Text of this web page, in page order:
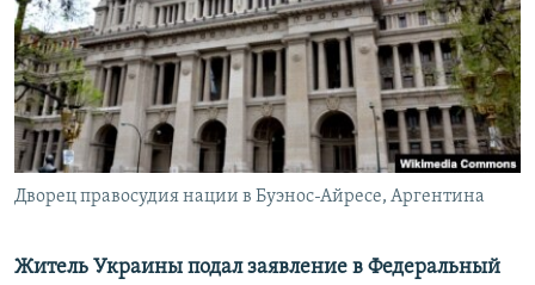
ПОБЕДИТЕЛЕЙ НЕ СУДЯТ?
КРЫМ.НЕПОКОРЕННЫЙ
ELIFBE
УКРАИНСКАЯ ПРОБЛЕМА КРЫМА
ПРИСОЕДИНЯЙТЕСЬ!
Все сайты RFE/RL
Дворец правосудия нации в Буэнос-Айресе, Аргентина
Житель Украины подал заявление в Федеральный